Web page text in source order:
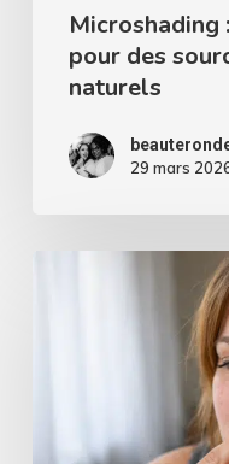
naturels
pour des
naturels
29 mars